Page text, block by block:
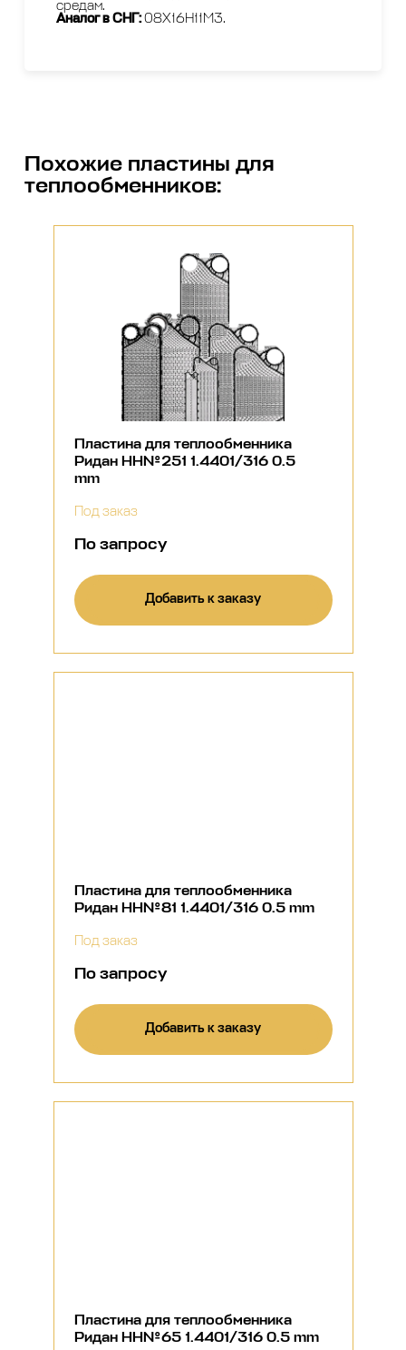
средам.
Аналог в СНГ:08Х16Н11М3.
Похожие пластины для
теплообменников:
Пластина для теплообменника
Ридан НН№251 1.4401/316 0.5
mm
Под заказ
По запросу
Добавить к заказу
Пластина для теплообменника
Ридан НН№81 1.4401/316 0.5 mm
Под заказ
По запросу
Добавить к заказу
Пластина для теплообменника
Ридан НН№65 1.4401/316 0.5 mm